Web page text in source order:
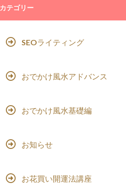
カテゴリー
SEOライティング
おでかけ風水アドバンス
おでかけ風水基礎編
お知らせ
お花買い開運法講座